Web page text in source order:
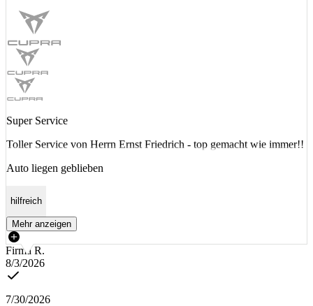
Super Service
Toller Service von Herrn Ernst Friedrich - top gemacht wie immer!!
Auto liegen geblieben
hilfreich
Mehr anzeigen
Firma R.
8/3/2026
7/30/2026